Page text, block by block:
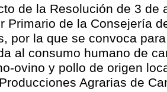
de la Resolución de 3
Primario de la Consejería
por la que se convoca
al consumo humano de
ovino y pollo de origen
Agrarias de